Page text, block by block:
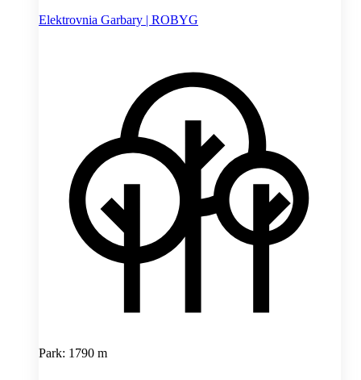
Elektrovnia Garbary | ROBYG
Park: 1790 m